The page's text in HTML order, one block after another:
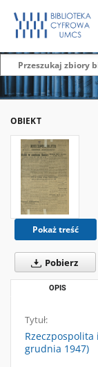
OBIEKT
Pokaż treść
Pobierz
OPIS
Tytuł:
Rzeczpospolita
grudnia 1947)